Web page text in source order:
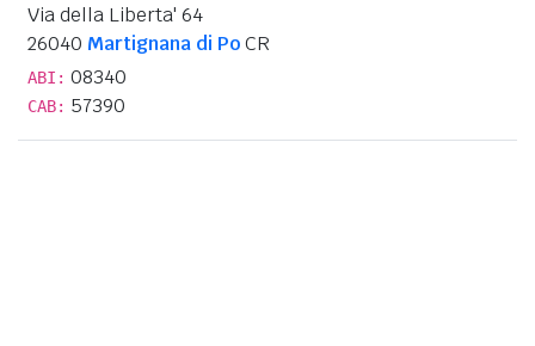
Via della Liberta' 64
26040 Martignana di PoCR
ABI: 08340
CAB: 57390